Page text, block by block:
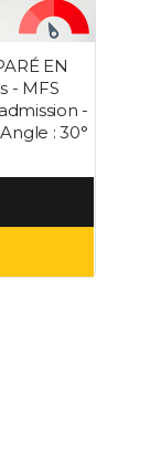
EN
- MFS
-
: 30°